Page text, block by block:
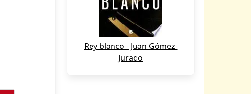
Rey blanco - Juan Gómez-
Jurado